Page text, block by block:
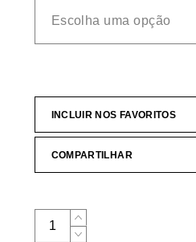
INCLUIR NOS FAVORITOS
COMPARTILHAR